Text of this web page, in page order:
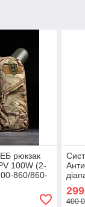
рюкзак
100W (2-
860/860-
400